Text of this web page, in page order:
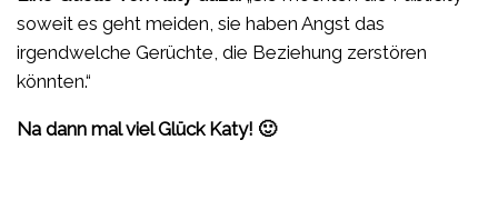
soweit es geht meiden, sie haben Angst das
irgendwelche Gerüchte, die Beziehung zerstören
könnten.“
Na dann mal viel Glück Katy! 🙂